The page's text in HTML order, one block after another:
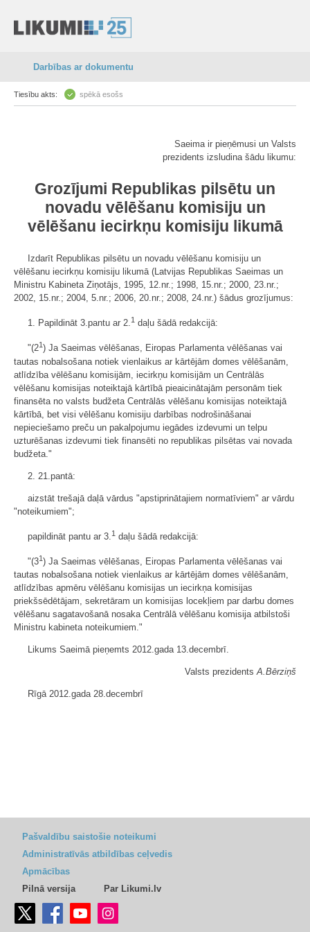
Darbības ar dokumentu
Tiesību akts: spēkā esošs
Saeima ir pieņēmusi un Valsts
prezidents izsludina šādu likumu:
Grozījumi Republikas pilsētu un
novadu vēlēšanu komisiju un
vēlēšanu iecirkņu komisiju likumā
Izdarīt Republikas pilsētu un novadu vēlēšanu komisiju un
vēlēšanu iecirkņu komisiju likumā (Latvijas Republikas Saeimas un
Ministru Kabineta Ziņotājs, 1995, 12.nr.; 1998, 15.nr.; 2000, 23.nr.;
2002, 15.nr.; 2004, 5.nr.; 2006, 20.nr.; 2008, 24.nr.) šādus grozījumus:
1. Papildināt 3.pantu ar 2.1 daļu šādā redakcijā:
"(21 ) Ja Saeimas vēlēšanas, Eiropas Parlamenta vēlēšanas vai
tautas nobalsošana notiek vienlaikus ar kārtējām domes vēlēšanām,
atlīdzība vēlēšanu komisijām, iecirkņu komisijām un Centrālās
vēlēšanu komisijas noteiktajā kārtībā pieaicinātajām personām tiek
finansēta no valsts budžeta Centrālās vēlēšanu komisijas noteiktajā
kārtībā, bet visi vēlēšanu komisiju darbības nodrošināšanai
nepieciešamo preču un pakalpojumu iegādes izdevumi un telpu
uzturēšanas izdevumi tiek finansēti no republikas pilsētas vai novada
budžeta."
2. 21.pantā:
aizstāt trešajā daļā vārdus "apstiprinātajiem normatīviem" ar vārdu
"noteikumiem";
papildināt pantu ar 3. 1 daļu šādā redakcijā:
"(31) Ja Saeimas vēlēšanas, Eiropas Parlamenta vēlēšanas vai
tautas nobalsošana notiek vienlaikus ar kārtējām domes vēlēšanām,
atlīdzības apmēru vēlēšanu komisijas un iecirkņa komisijas
priekšsēdētājam, sekretāram un komisijas locekļiem par darbu domes
vēlēšanu sagatavošanā nosaka Centrālā vēlēšanu komisija atbilstoši
Ministru kabineta noteikumiem."
Likums Saeimā pieņemts 2012.gada 13.decembrī.
Valsts prezidentsA.Bērziņš
Rīgā 2012.gada 28.decembrī
Pašvaldību saistošie noteikumi
Administratīvās atbildības ceļvedis
Apmācības
Pilnā versija
Par Likumi.lv